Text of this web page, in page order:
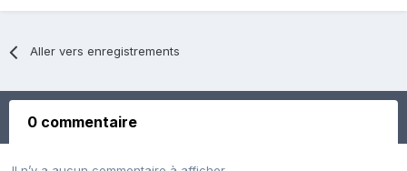
Aller vers enregistrements
0 commentaire